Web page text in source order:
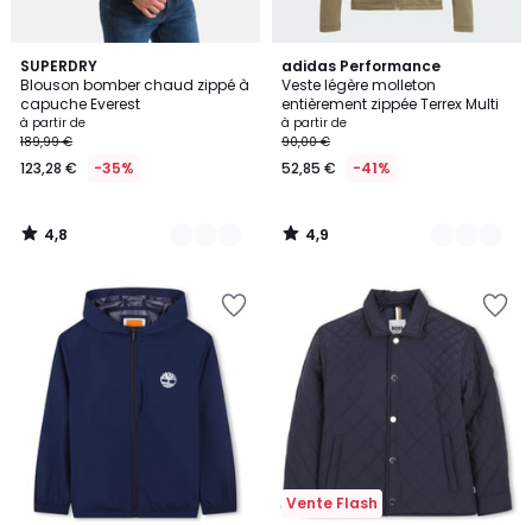
SUPERDRY
Blouson bomber chaud zippé à
capuche Everest
à partir de
189,99 €
123,28 € -35%
4,8
/ 5
2
Couleurs
4,8
/
adidas Performance
Veste légère molleton
entièrement zippée Terrex Multi
à partir de
90,00 €
52,85 € -41%
4,9
/ 5
3
Couleurs
4,9
/
Vente Flash